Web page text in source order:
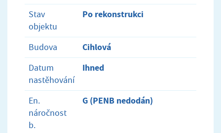
Stav
objektu
Po rekonstrukci
Budova Cihlová
Datum
nastěhování
Ihned
En.
náročnost
b.
G (PENB nedodán)